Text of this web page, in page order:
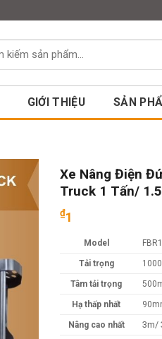
GIỚI THIỆU SẢN
Xe Nâng Điện
Truck 1 Tấn/
₫1
Model
Tải trọng
Tâm tải trọng
Hạ thấp nhất
Nâng cao nhất 3m/